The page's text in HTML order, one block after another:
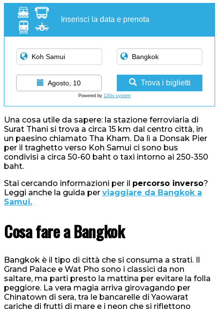
Inserisci la data e prenota
Agosto, 10 Trova i biglietti
Powered by 12Go system
Una cosa utile da sapere: la stazione ferroviaria di
Surat Thani si trova a circa 15 km dal centro città, in
un paesino chiamato Tha Kham. Da lì a Donsak Pier
per il traghetto verso Koh Samui ci sono bus
condivisi a circa 50-60 baht o taxi intorno ai 250-350
baht.
Stai cercando informazioni per il percorso inverso?
Leggi anche la guida per viaggiare da Bangkok a
Samui.
Cosa fare a Bangkok
Bangkok è il tipo di città che si consuma a strati. Il
Grand Palace e Wat Pho sono i classici da non
saltare, ma parti presto la mattina per evitare la folla
peggiore. La vera magia arriva girovagando per
Chinatown di sera, tra le bancarelle di Yaowarat
cariche di frutti di mare e i neon che si riflettono